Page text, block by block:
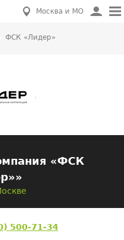
Москва и МО
ФСК «Лидер»
«ФСК
500-71-34